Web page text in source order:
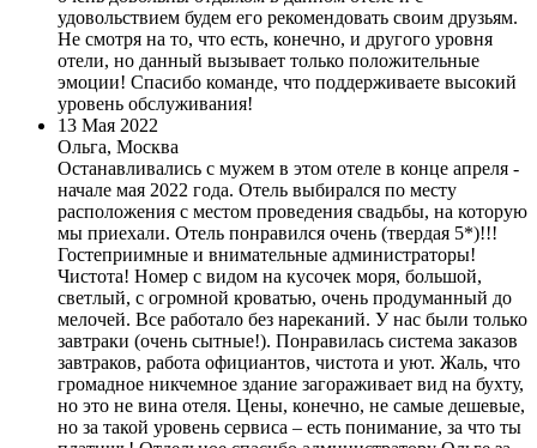
удовольствием будем его рекомендовать своим друзьям.
Не смотря на то, что есть, конечно, и другого уровня
отели, но данный вызывает только положительные
эмоции! Спасибо команде, что поддерживаете высокий
уровень обслуживания!
13 Мая 2022
Ольга, Москва
Останавливались с мужем в этом отеле в конце апреля -
начале мая 2022 года. Отель выбирался по месту
расположения с местом проведения свадьбы, на которую
мы приехали. Отель понравился очень (твердая 5*)!!!
Гостеприимные и внимательные администраторы!
Чистота! Номер с видом на кусочек моря, большой,
светлый, с огромной кроватью, очень продуманный до
мелочей. Все работало без нареканий. У нас были только
завтраки (очень сытные!). Понравилась система заказов
завтраков, работа официантов, чистота и уют. Жаль, что
громадное никчемное здание загораживает вид на бухту,
но это не вина отеля. Цены, конечно, не самые дешевые,
но за такой уровень сервиса – есть понимание, за что ты